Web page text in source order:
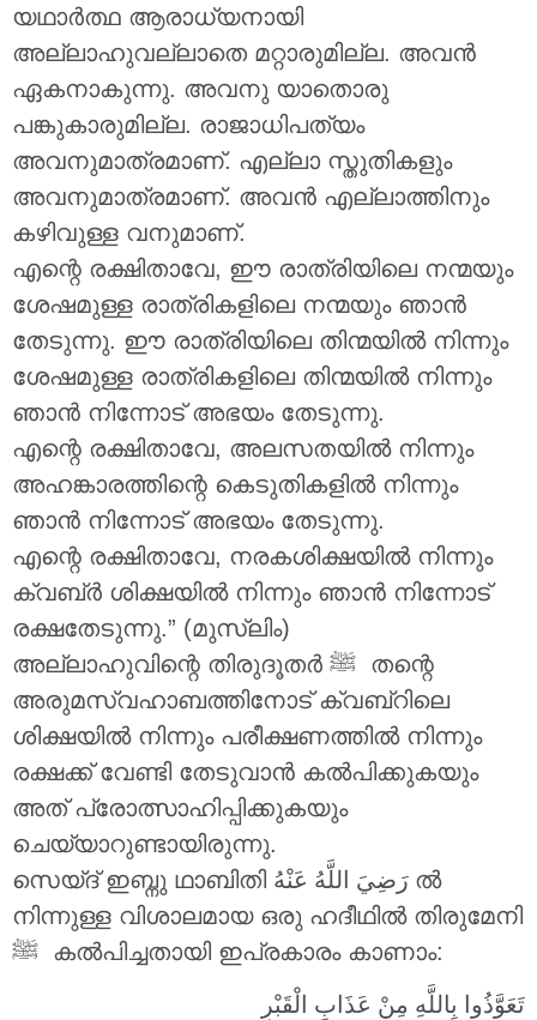
യഥാർത്ഥ ആരാധ്യനായി
അല്ലാഹുവല്ലാതെ മറ്റാരുമില്ല. അവൻ
ഏകനാകുന്നു. അവനു യാതൊരു
പങ്കുകാരുമില്ല. രാജാധിപത്യം
അവനുമാത്രമാണ്. എല്ലാ സ്തുതികളും
അവനുമാത്രമാണ്. അവൻ എല്ലാത്തിനും
കഴിവുള്ള വനുമാണ്.
എന്റെ രക്ഷിതാവേ, ഈ രാത്രിയിലെ നന്മയും
ശേഷമുള്ള രാത്രികളിലെ നന്മയും ഞാൻ
തേടുന്നു. ഈ രാത്രിയിലെ തിന്മയിൽ നിന്നും
ശേഷമുള്ള രാത്രികളിലെ തിന്മയിൽ നിന്നും
ഞാൻ നിന്നോട് അഭയം തേടുന്നു.
എന്റെ രക്ഷിതാവേ, അലസതയിൽ നിന്നും
അഹങ്കാരത്തിന്റെ കെടുതികളിൽ നിന്നും
ഞാൻ നിന്നോട് അഭയം തേടുന്നു.
എന്റെ രക്ഷിതാവേ, നരകശിക്ഷയിൽ നിന്നും
ക്വബ്ർ ശിക്ഷയിൽ നിന്നും ഞാൻ നിന്നോട്
രക്ഷതേടുന്നു.” (മുസ്‌ലിം)
അല്ലാഹുവിന്റെ തിരുദൂതർ ‎ﷺ തന്റെ
അരുമസ്വഹാബത്തിനോട് ക്വബ്റിലെ
ശിക്ഷയിൽ നിന്നും പരീക്ഷണത്തിൽ നിന്നും
രക്ഷക്ക് വേണ്ടി തേടുവാൻ കൽപിക്കുകയും
അത് പ്രോത്സാഹിപ്പിക്കുകയും
ചെയ്യാറുണ്ടായിരുന്നു.
സെയ്ദ് ഇബ്നു ഥാബിതി
ൽ
നിന്നുള്ള വിശാലമായ ഒരു ഹദീഥിൽ തിരുമേനി
‎ﷺ കൽപിച്ചതായി ഇപ്രകാരം കാണാം:
تَعَوَّذُوا بِاللَّهِ مِنْ عَذَابِ الْقَبْرِ